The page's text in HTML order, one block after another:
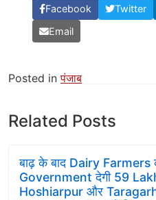
Facebook Twitter
Email
Posted inपंजाब
Related Posts
बाढ़ के बाद Dairy Farmers
Government देगी 59
Hoshiarpur और Taragarh